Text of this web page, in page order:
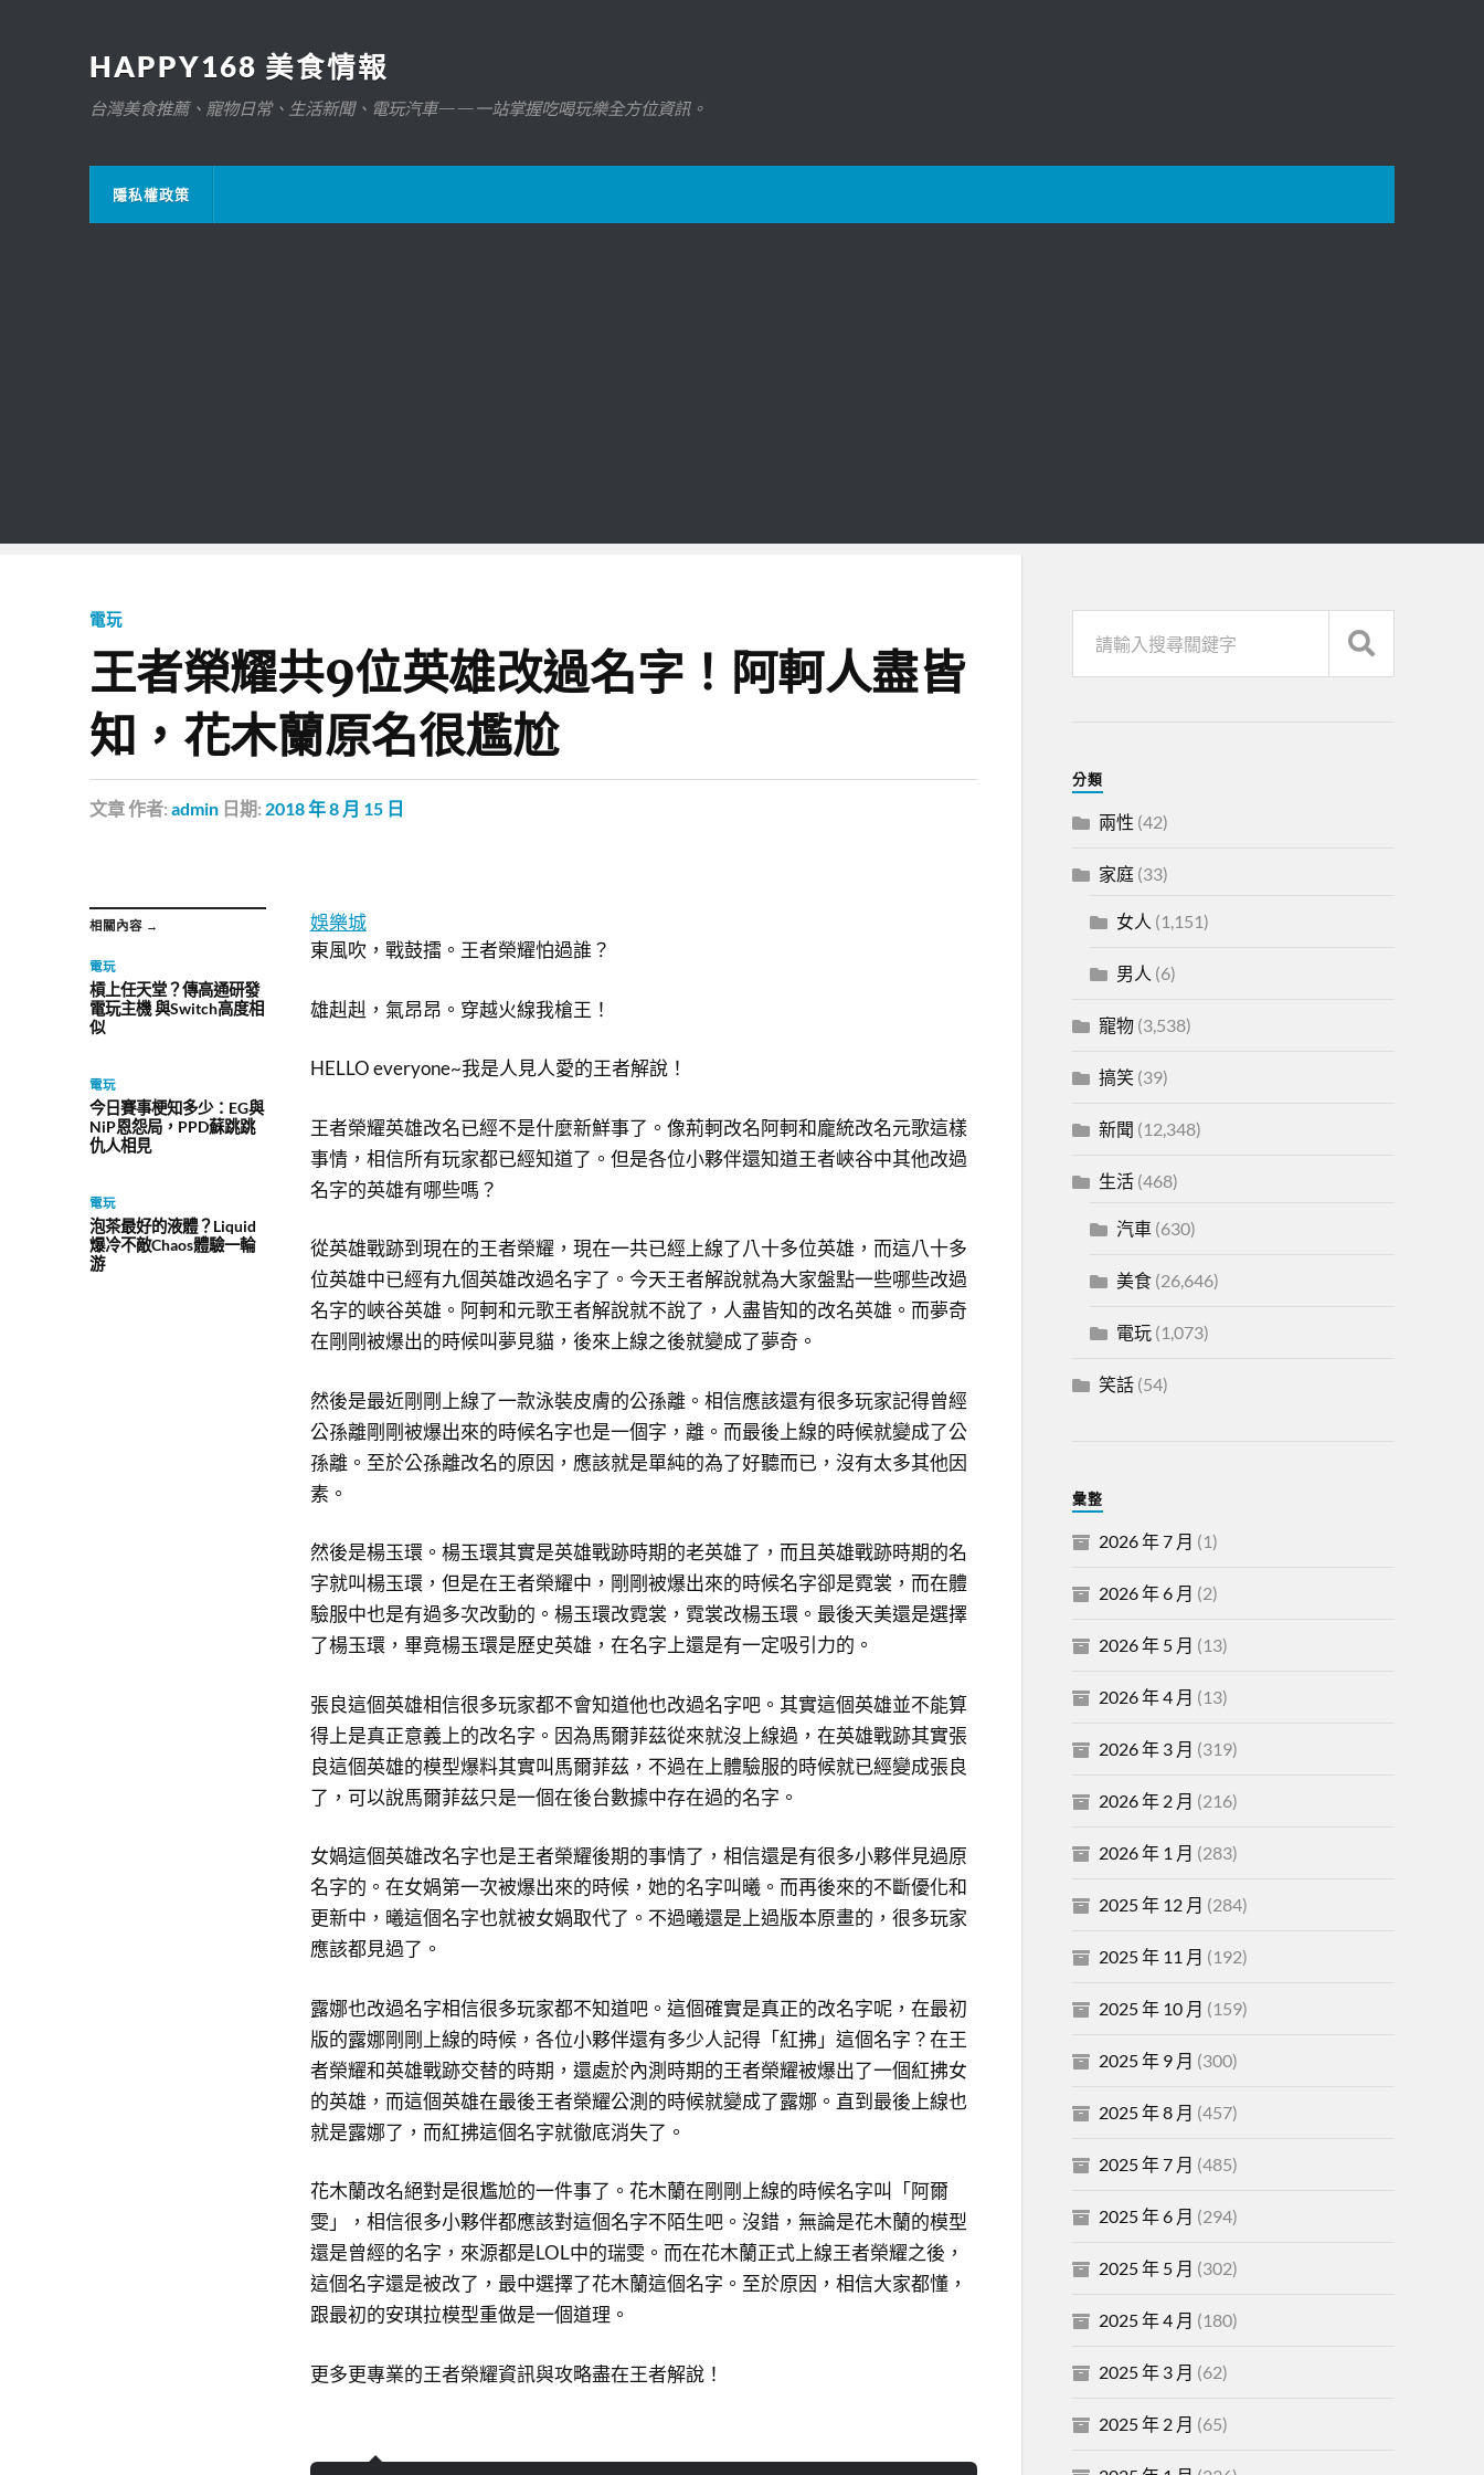
HAPPY168 美食情報
台灣美食推薦、寵物日常、生活新聞、電玩汽車——一站掌握吃喝玩樂全方位資訊。
隱私權政策
電玩
王者榮耀共9位英雄改過名字！阿軻人盡皆
知，花木蘭原名很尷尬
文章作者: admin 日期: 2018 年 8 月 15 日
相關內容 →
電玩
槓上任天堂？傳高通研發
電玩主機 與Switch高度相
似
電玩
今日賽事梗知多少：EG與
NiP恩怨局，PPD蘇跳跳
仇人相見
電玩
泡茶最好的液體？Liquid
爆冷不敵Chaos體驗一輪
游
娛樂城
東風吹，戰鼓擂。王者榮耀怕過誰？
雄赳赳，氣昂昂。穿越火線我槍王！
HELLO everyone~我是人見人愛的王者解說！
王者榮耀英雄改名已經不是什麼新鮮事了。像荊軻改名阿軻和龐統改名元歌這樣
事情，相信所有玩家都已經知道了。但是各位小夥伴還知道王者峽谷中其他改過
名字的英雄有哪些嗎？
從英雄戰跡到現在的王者榮耀，現在一共已經上線了八十多位英雄，而這八十多
位英雄中已經有九個英雄改過名字了。今天王者解說就為大家盤點一些哪些改過
名字的峽谷英雄。阿軻和元歌王者解說就不說了，人盡皆知的改名英雄。而夢奇
在剛剛被爆出的時候叫夢見貓，後來上線之後就變成了夢奇。
然後是最近剛剛上線了一款泳裝皮膚的公孫離。相信應該還有很多玩家記得曾經
公孫離剛剛被爆出來的時候名字也是一個字，離。而最後上線的時候就變成了公
孫離。至於公孫離改名的原因，應該就是單純的為了好聽而已，沒有太多其他因
素。
然後是楊玉環。楊玉環其實是英雄戰跡時期的老英雄了，而且英雄戰跡時期的名
字就叫楊玉環，但是在王者榮耀中，剛剛被爆出來的時候名字卻是霓裳，而在體
驗服中也是有過多次改動的。楊玉環改霓裳，霓裳改楊玉環。最後天美還是選擇
了楊玉環，畢竟楊玉環是歷史英雄，在名字上還是有一定吸引力的。
張良這個英雄相信很多玩家都不會知道他也改過名字吧。其實這個英雄並不能算
得上是真正意義上的改名字。因為馬爾菲茲從來就沒上線過，在英雄戰跡其實張
良這個英雄的模型爆料其實叫馬爾菲茲，不過在上體驗服的時候就已經變成張良
了，可以說馬爾菲茲只是一個在後台數據中存在過的名字。
女媧這個英雄改名字也是王者榮耀後期的事情了，相信還是有很多小夥伴見過原
名字的。在女媧第一次被爆出來的時候，她的名字叫曦。而再後來的不斷優化和
更新中，曦這個名字也就被女媧取代了。不過曦還是上過版本原畫的，很多玩家
應該都見過了。
露娜也改過名字相信很多玩家都不知道吧。這個確實是真正的改名字呢，在最初
版的露娜剛剛上線的時候，各位小夥伴還有多少人記得「紅拂」這個名字？在王
者榮耀和英雄戰跡交替的時期，還處於內測時期的王者榮耀被爆出了一個紅拂​女
的英雄，而這個英雄在最後王者榮耀公測的時候就變成了露娜。直到最後上線也
就是露娜了，而紅拂這個名字就徹底消失了。
花木蘭改名絕對是很尷尬的一件事了。花木蘭在剛剛上線的時候名字叫「阿爾
雯」，相信很多小夥伴都應該對這個名字不陌生吧。沒錯，無論是花木蘭的模型
還是曾經的名字，來源都是LOL中的瑞雯。而在花木蘭正式上線王者榮耀之後，
這個名字還是被改了，最中選擇了花木蘭這個名字。至於原因，相信大家都懂，
跟最初的安琪拉模型重做是一個道理。
更多更專業的王者榮耀資訊與攻略盡在王者解說！
分類
兩性 (42)
家庭(33)
女人 (1,151)
男人 (6)
寵物(3,538)
搞笑(39)
新聞 (12,348)
生活(468)
汽車(630)
美食(26,646)
電玩(1,073)
笑話(54)
彙整
2026 年 7 月 (1)
2026 年 6 月 (2)
2026 年 5 月 (13)
2026 年 4 月 (13)
2026 年 3 月 (319)
2026 年 2 月 (216)
2026 年 1 月 (283)
2025 年 12 月 (284)
2025 年 11 月 (192)
2025 年 10 月 (159)
2025 年 9 月 (300)
2025 年 8 月 (457)
2025 年 7 月 (485)
2025 年 6 月 (294)
2025 年 5 月 (302)
2025 年 4 月 (180)
2025 年 3 月 (62)
2025 年 2 月 (65)